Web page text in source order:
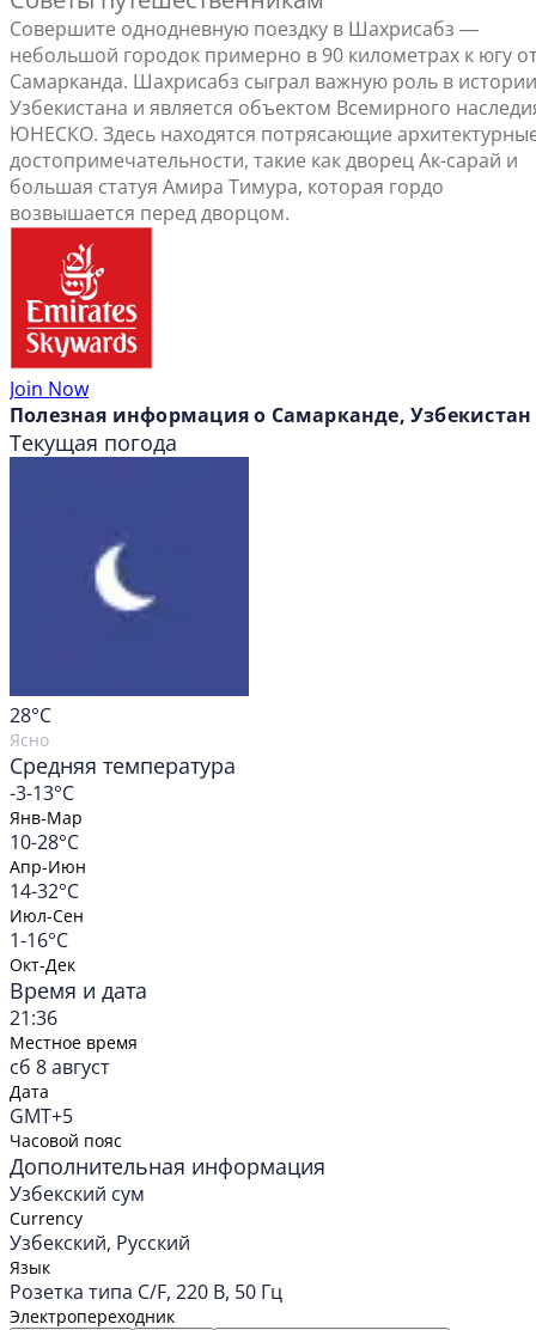
Совершите однодневную поездку в Шахрисабз ―
небольшой городок примерно в 90 километрах к югу
Самарканда. Шахрисабз сыграл важную роль в истории
Узбекистана и является объектом Всемирного
ЮНЕСКО. Здесь находятся потрясающие
достопримечательности, такие как дворец Ак-сарай и
большая статуя Амира Тимура, которая гордо
возвышается перед дворцом.
Join Now
Полезная информация о Самарканде, Узбекистан
Текущая погода
28°C
Ясно
Средняя температура
-3-13°C
Янв-Мар
10-28°C
Апр-Июн
14-32°C
Июл-Сен
1-16°C
Окт-Дек
Время и дата
21:36
Местное время
сб 8 август
Дата
GMT+5
Часовой пояс
Дополнительная информация
Узбекский сум
Currency
Узбекский, Русский
Язык
Розетка типа C/F, 220 В, 50 Гц
Электропереходник